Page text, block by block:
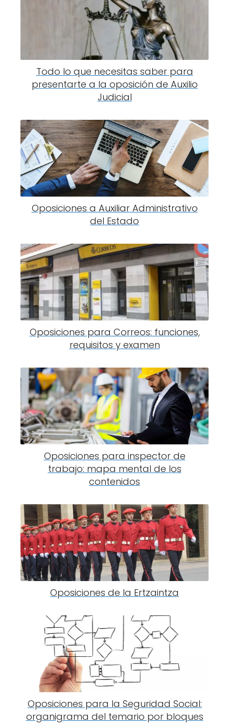
Todo lo que necesitas saber para
presentarte a la oposición de Auxilio
Judicial
Oposiciones a Auxiliar Administrativo
del Estado
Oposiciones para Correos: funciones,
requisitos y examen
Oposiciones para inspector de
trabajo: mapa mental de los
contenidos
Oposiciones de la Ertzaintza
Oposiciones para la Seguridad Social:
organigrama del temario por bloques